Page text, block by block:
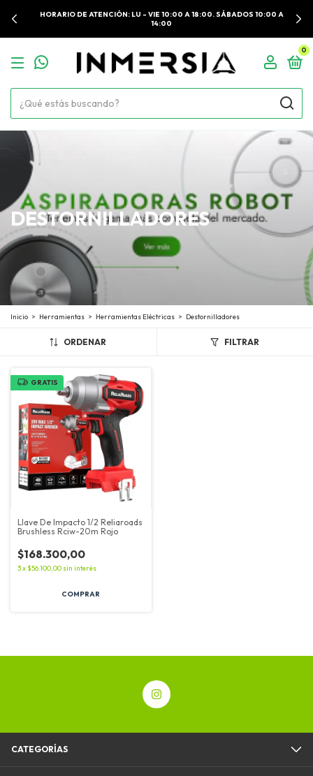
HORARIO DE ATENCIÓN: LU - VIE 10:00 A 18:00. SÁBADOS 10:00 A
14:00
0
DESTORNILLADORES
Inicio > Herramientas > Herramientas Eléctricas > Destornilladores
ORDENAR FILTRAR
GRATIS
Llave De Impacto 1/2 Reliaroads
Brushless Rciw-20m Rojo
$168.300,00
3x$56.100,00 sin interés
COMPRAR
CATEGORÍAS